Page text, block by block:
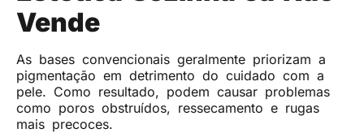
Vende
As bases convencionais geralmente priorizam a
pigmentação em detrimento do cuidado com a
pele. Como resultado, podem causar problemas
como poros obstruídos, ressecamento e rugas
mais precoces.